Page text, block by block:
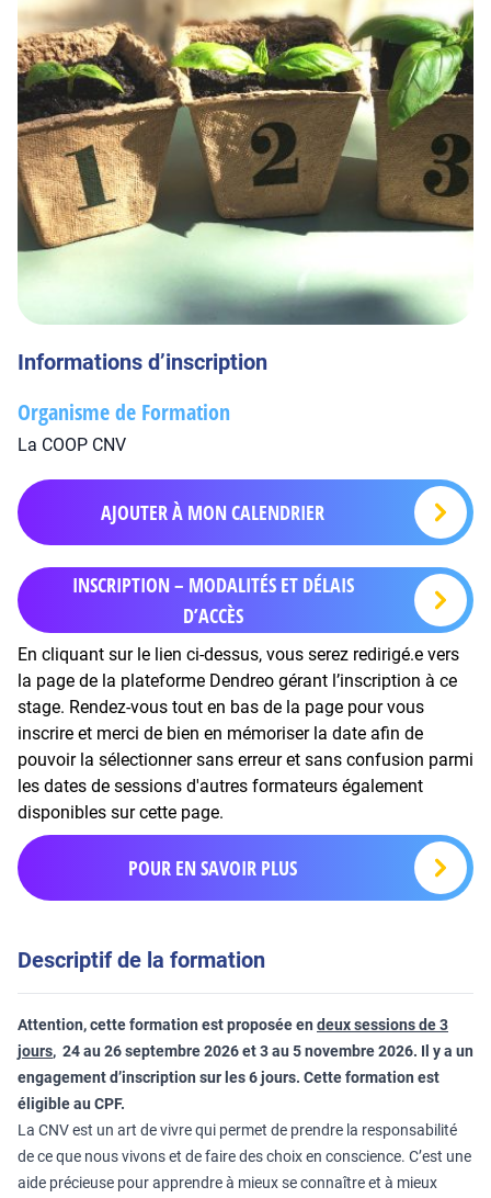
Informations d’inscription
Organisme de Formation
La COOP CNV
AJOUTER À MON CALENDRIER
INSCRIPTION – MODALITÉS ET DÉLAIS
D’ACCÈS
En cliquant sur le lien ci-dessus, vous serez redirigé.e vers
la page de la plateforme Dendreo gérant l’inscription à ce
stage. Rendez-vous tout en bas de la page pour vous
inscrire et merci de bien en mémoriser la date afin de
pouvoir la sélectionner sans erreur et sans confusion parmi
les dates de sessions d'autres formateurs également
disponibles sur cette page.
POUR EN SAVOIR PLUS
Descriptif de la formation
Attention, cette formation est proposée en deux sessions de 3
jours, 24 au 26 septembre 2026 et 3 au 5 novembre 2026. Il y a un
engagement d’inscription sur les 6 jours. Cette formation est
éligible au CPF.
La CNV est un art de vivre qui permet de prendre la responsabilité
de ce que nous vivons et de faire des choix en conscience. C’est une
aide précieuse pour apprendre à mieux se connaître et à mieux